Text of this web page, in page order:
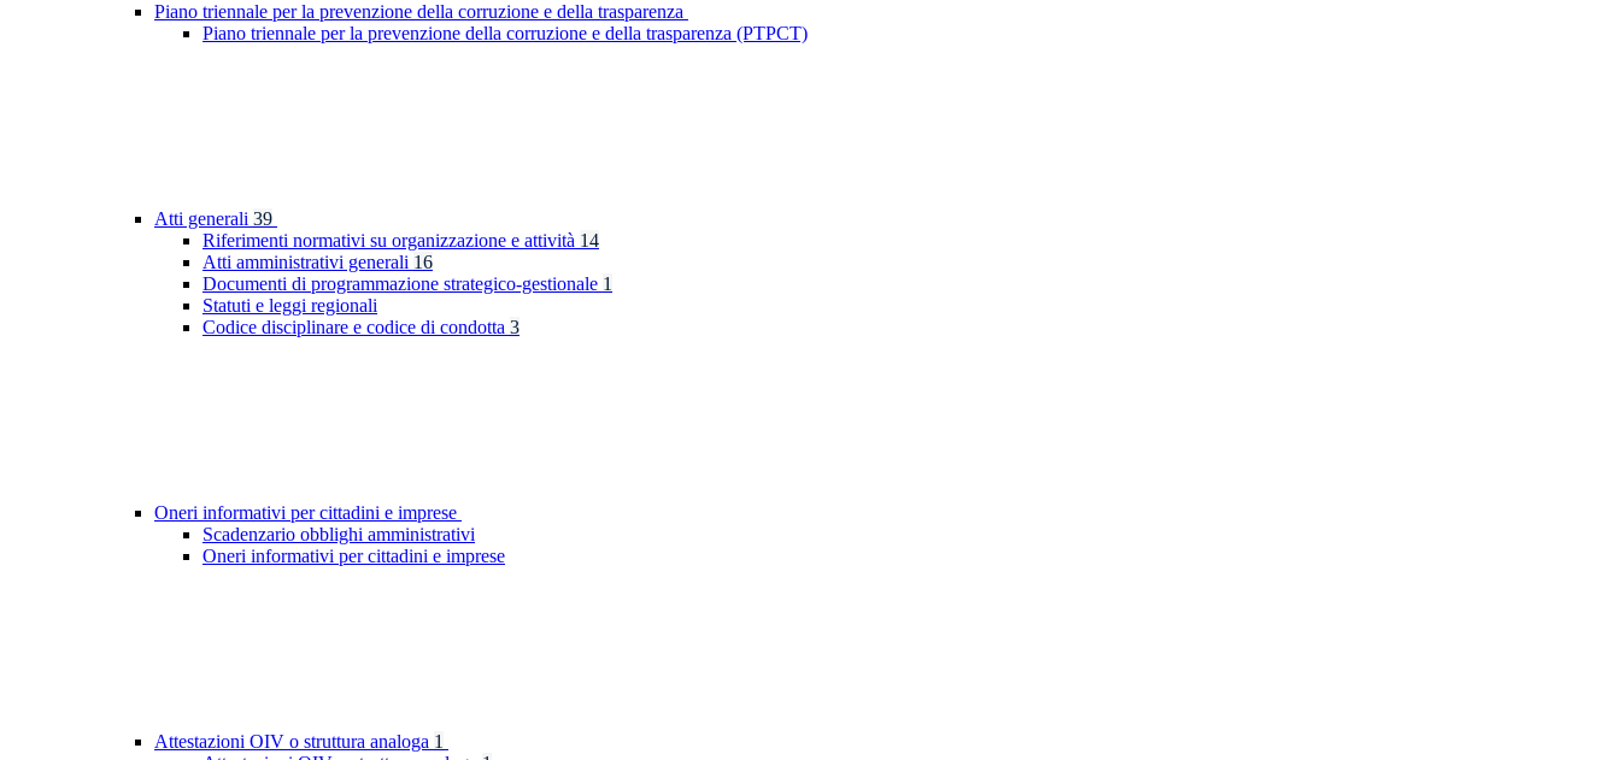
Piano triennale per la prevenzione della corruzione e della trasparenza
Piano triennale per la prevenzione della corruzione e della trasparenza (PTPCT)
Atti generali 39
Riferimenti normativi su organizzazione e attività 14
Atti amministrativi generali 16
Documenti di programmazione strategico-gestionale 1
Statuti e leggi regionali
Codice disciplinare e codice di condotta 3
Oneri informativi per cittadini e imprese
Scadenzario obblighi amministrativi
Oneri informativi per cittadini e imprese
Attestazioni OIV o struttura analoga 1